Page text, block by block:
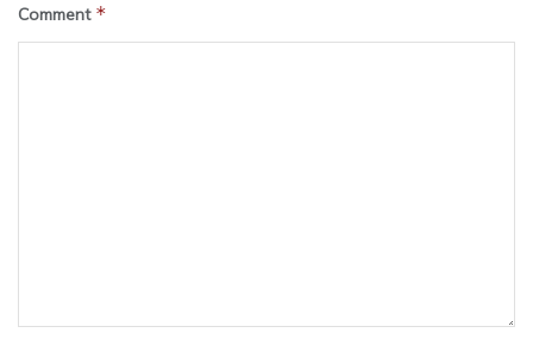
Comment *